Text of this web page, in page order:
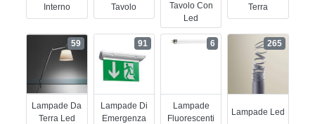
Interno
Tavolo
Tavolo Con
Led
Terra
Lampade Da
Terra Led
59
Lampade Di
Emergenza
91
Lampade
Fluorescenti
6
Lampade Led
265